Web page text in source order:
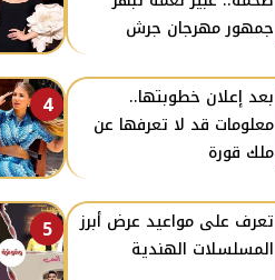
جمهور مهرجان جرش
4
بعد إعلان خطوبتها..
معلومات قد لا تعرفها عن
ملك قورة
5
تعرف على مواعيد عرض أبرز
المسلسلات الهندية